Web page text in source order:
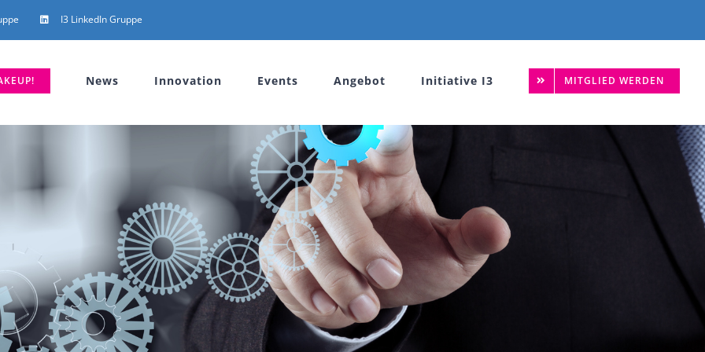
I3 LinkedIn Gruppe
News Innovation Events Angebot Initiative I3 MITGLIED WERDEN